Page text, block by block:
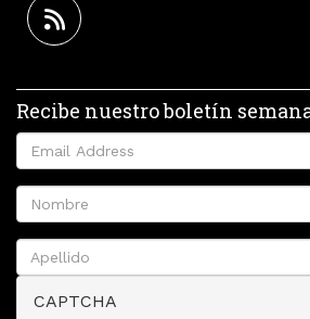
Recibe nuestro boletín
CAPTCHA